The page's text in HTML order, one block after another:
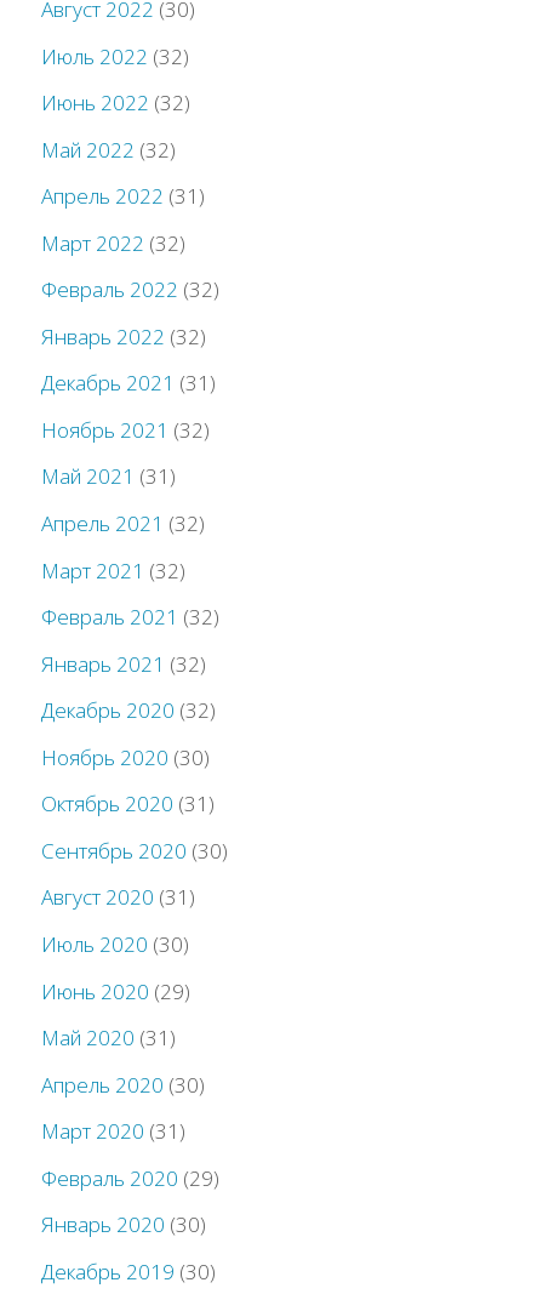
Август 2022 (30)
Июль 2022 (32)
Июнь 2022 (32)
Май 2022 (32)
Апрель 2022 (31)
Март 2022 (32)
Февраль 2022 (32)
Январь 2022 (32)
Декабрь 2021 (31)
Ноябрь 2021 (32)
Май 2021 (31)
Апрель 2021 (32)
Март 2021 (32)
Февраль 2021 (32)
Январь 2021 (32)
Декабрь 2020 (32)
Ноябрь 2020 (30)
Октябрь 2020 (31)
Сентябрь 2020 (30)
Август 2020 (31)
Июль 2020 (30)
Июнь 2020 (29)
Май 2020 (31)
Апрель 2020 (30)
Март 2020 (31)
Февраль 2020 (29)
Январь 2020 (30)
Декабрь 2019 (30)